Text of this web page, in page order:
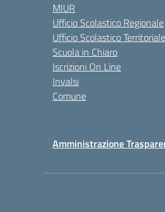
MIUR
Ufficio Scolastico Regionale
Ufficio Scolastico Territoriale
Scuola in Chiaro
Iscrizioni On Line
Invalsi
Comune
Amministrazione